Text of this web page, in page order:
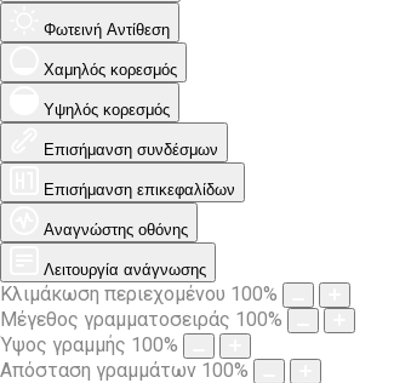
Φωτεινή Αντίθεση
Χαμηλός κορεσμός
Υψηλός κορεσμός
Επισήμανση συνδέσμων
Επισήμανση επικεφαλίδων
Αναγνώστης οθόνης
Λειτουργία ανάγνωσης
Κλιμάκωση περιεχομένου 100%
Μέγεθος γραμματοσειράς 100%
Ύψος γραμμής 100%
Απόσταση γραμμάτων 100%